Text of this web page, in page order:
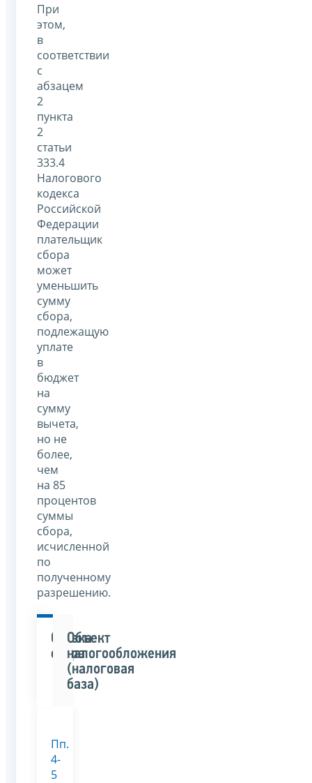
При
этом,
в
соответствии
с
абзацем
2
пункта
2
статьи
333.4
Налогового
кодекса
Российской
Федерации
плательщик
сбора
может
уменьшить
сумму
сбора,
подлежащую
уплате
в
бюджет
на
сумму
вычета,
но не
более,
чем
на 85
процентов
суммы
сбора,
исчисленной
по
полученному
разрешению.
Ставка
сбора
Объект
налогообложения
(налоговая
база)
Пп.
4-
5